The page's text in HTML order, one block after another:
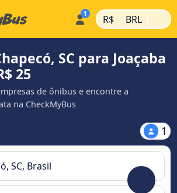
R$ | BRL |
SC para Joaçaba
25
de ônibus e encontre a
na CheckMyBus
1